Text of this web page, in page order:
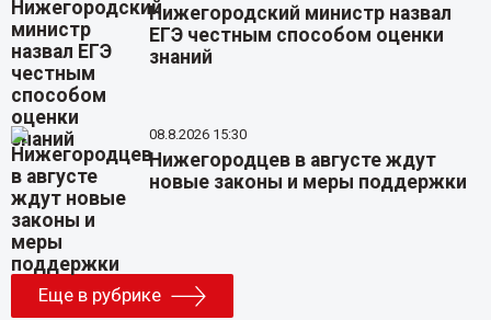
Нижегородский министр назвал
ЕГЭ честным способом оценки
знаний
08.8.2026 15:30
Нижегородцев в августе ждут
новые законы и меры поддержки
Еще в рубрике